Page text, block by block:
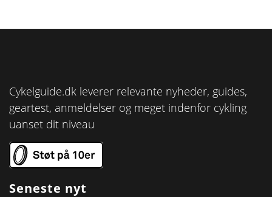
Cykelguide.dk leverer relevante nyheder, guides,
geartest, anmeldelser og meget indenfor cykling
uanset dit niveau
Seneste nyt